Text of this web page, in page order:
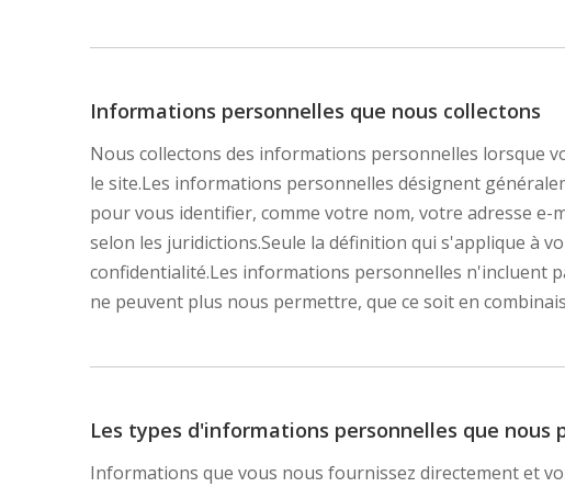
Informations personnelles que nous collectons
Nous collectons des informations personnelles lorsque
le site.Les informations personnelles désignent
pour vous identifier, comme votre nom, votre adresse
selon les juridictions.Seule la définition qui s'applique à
confidentialité.Les informations personnelles n'incluent
ne peuvent plus nous permettre, que ce soit en
Les types d'informations personnelles que
Informations que vous nous fournissez directement et